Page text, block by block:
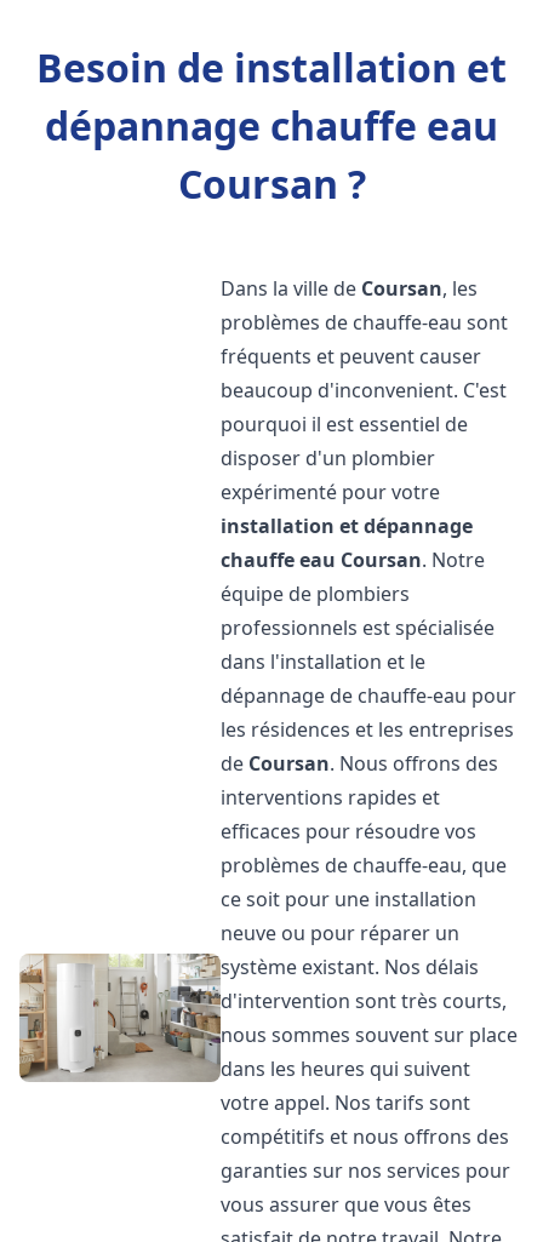
Besoin de installation et
dépannage chauffe eau
Coursan ?
Dans la ville de Coursan, les
problèmes de chauffe-eau sont
fréquents et peuvent causer
beaucoup d'inconvenient. C'est
pourquoi il est essentiel de
disposer d'un plombier
expérimenté pour votre
installation et dépannage
chauffe eau Coursan. Notre
équipe de plombiers
professionnels est spécialisée
dans l'installation et le
dépannage de chauffe-eau pour
les résidences et les entreprises
de Coursan. Nous offrons des
interventions rapides et
efficaces pour résoudre vos
problèmes de chauffe-eau, que
ce soit pour une installation
neuve ou pour réparer un
système existant. Nos délais
d'intervention sont très courts,
nous sommes souvent sur place
dans les heures qui suivent
votre appel. Nos tarifs sont
compétitifs et nous offrons des
garanties sur nos services pour
vous assurer que vous êtes